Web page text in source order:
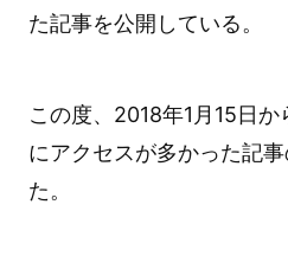
た記事を公開している。
この度、2018年1月15日
にアクセスが多かった記
た。